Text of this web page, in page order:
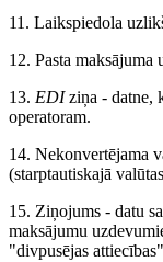
11. Laikspiedola
12. Pasta maksājuma
13. EDIziņa - datne,
operatoram.
14. Nekonvertējama
(starptautiskajā
15. Ziņojums - datu
maksājumu
"divpusējas